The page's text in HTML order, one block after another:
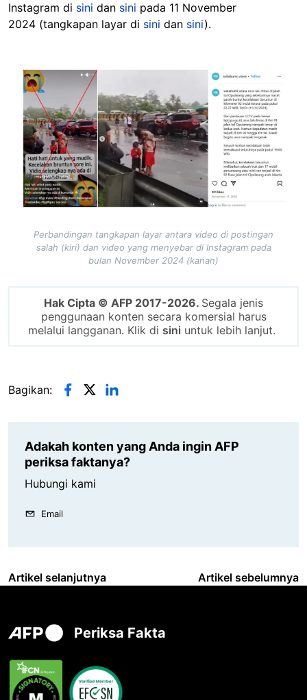
Instagram di sini dan sini pada 11 November
2024 (tangkapan layar di sini dan sini).
Image
Perbandingan tangkapan layar antara video di postingan
salah (kiri) dan video yang menyebar di Instagram pada
bulan November 2024 (kanan)
Hak Cipta © AFP 2017-2026. Segala jenis
penggunaan konten secara komersial harus
melalui langganan. Klik di sini untuk lebih lanjut.
Bagikan:
Adakah konten yang Anda ingin AFP
periksa faktanya?
Hubungi kami
Email
Artikel selanjutnya Artikel sebelumnya
Periksa Fakta